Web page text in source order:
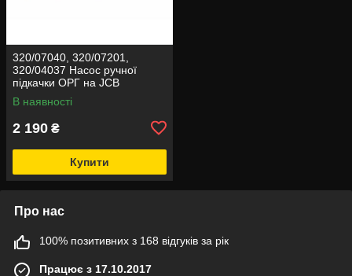
320/07040, 320/07201,
320/04037 Насос ручної
підкачки ОРГ на JCB
В наявності
2 190 ₴
Купити
Про нас
100% позитивних з 168 відгуків за рік
Працює з 17.10.2017